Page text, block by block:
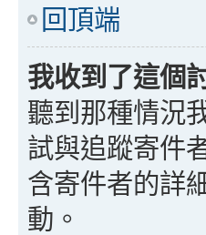
回頂端
我收到了這個
聽到那種情況
試與追蹤寄件
含寄件者的詳
動。